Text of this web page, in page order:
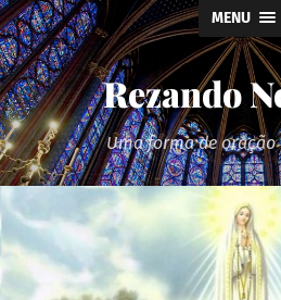
MENU
Rezando
Uma forma de oração